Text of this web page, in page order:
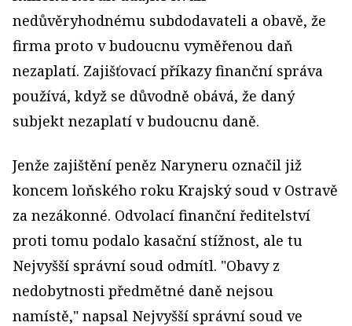
nedůvěryhodnému subdodavateli a obavě, že
firma proto v budoucnu vyměřenou daň
nezaplatí. Zajišťovací příkazy finanční správa
používá, když se důvodně obává, že daný
subjekt nezaplatí v budoucnu daně.
Jenže zajištění peněz Naryneru označil již
koncem loňského roku Krajský soud v Ostravě
za nezákonné. Odvolací finanční ředitelství
proti tomu podalo kasační stížnost, ale tu
Nejvyšší správní soud odmítl. "Obavy z
nedobytnosti předmětné daně nejsou
namístě," napsal Nejvyšší správní soud ve